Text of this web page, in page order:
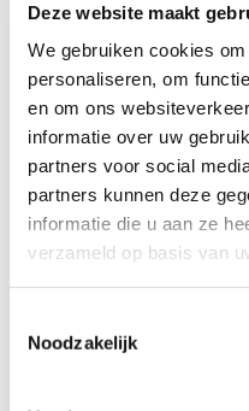
Deze website maakt
We gebruiken cookies
personaliseren, om
en om ons
informatie over uw
partners voor social
partners kunnen deze
informatie die u aan ze
verzameld op basis van
Noodzakelijk
Blijf op de hoogte van
publicaties en
en onze missie.
Nieuwsberichten
Nieuws
Verhalen
Beeldbanken
Foto's
Agenda